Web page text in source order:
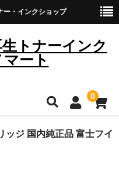
ー・インクショップ
トナーインク
ート
0
ッジ 国内純正品 富士フイ